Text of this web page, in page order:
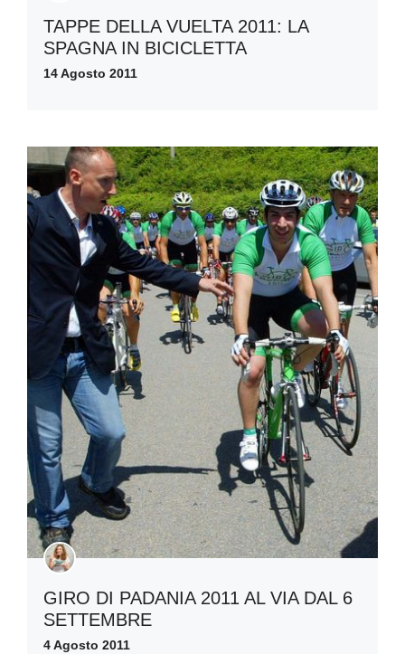
TAPPE DELLA VUELTA 2011: LA
SPAGNA IN BICICLETTA
14 Agosto 2011
GIRO DI PADANIA 2011 AL VIA DAL 6
SETTEMBRE
4 Agosto 2011